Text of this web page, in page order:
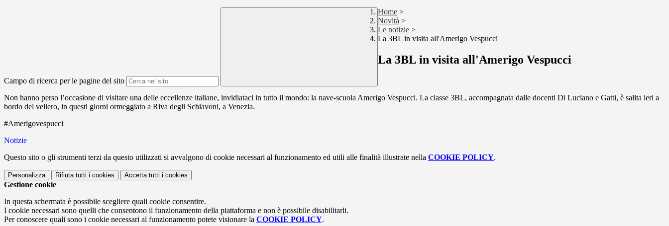
Campo di ricerca per le pagine del sito
Home >
Novità >
Le notizie >
La 3BL in visita all'Amerigo Vespucci
La 3BL in visita all'Amerigo Vespucci
Non hanno perso l’occasione di visitare una delle eccellenze italiane, invidiataci in tutto il mondo: la nave-scuola Amerigo Vespucci. La classe 3BL, accompagnata dalle docenti Di Luciano e Gatti, è salita ieri a
bordo del veliero, in questi giorni ormeggiato a Riva degli Schiavoni, a Venezia.
#Amerigovespucci
Notizie
Questo sito o gli strumenti terzi da questo utilizzati si avvalgono di cookie necessari al funzionamento ed utili alle finalità illustrate nella COOKIE POLICY.
Personalizza Rifiuta tutti i cookies Accetta tutti i cookies
Gestione cookie
In questa schermata è possibile scegliere quali cookie consentire.
I cookie necessari sono quelli che consentono il funzionamento della piattaforma e non è possibile disabilitarli.
Per conoscere quali sono i cookie necessari al funzionamento potete visionare la COOKIE POLICY.